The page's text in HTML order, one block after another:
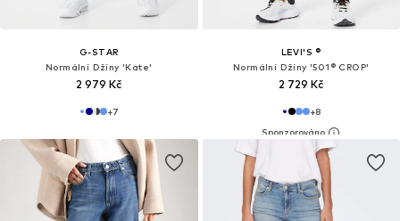
G-STAR
Normální Džíny 'Kate'
2 979 Kč
+7
LEVI'S ®
Normální Džíny '501® CROP'
2 729 Kč
+8